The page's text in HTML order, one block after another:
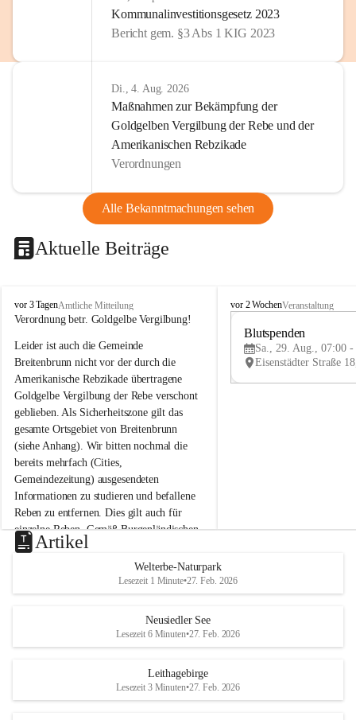
Kommunalinvestitionsgesetz 2023
Bericht gem. §3 Abs 1 KIG 2023
Di., 4. Aug. 2026
Maßnahmen zur Bekämpfung der
Goldgelben Vergilbung der Rebe und der
Amerikanischen Rebzikade
Verordnungen
Alle Bekanntmachungen sehen
Aktuelle Beiträge
B
r
i
t
e
n
b
r
u
n
n
a
m
N
e
u
s
d
S
vor 3 TagenAmtliche Mitteilung
Verordnung betr. Goldgelbe Vergilbung!
Leider ist auch die Gemeinde
Breitenbrunn nicht vor der durch die
Amerikanische Rebzikade übertragene
Goldgelbe Vergilbung der Rebe verschont
geblieben. Als Sicherheitszone gilt das
gesamte Ortsgebiet von Breitenbrunn
(siehe Anhang). Wir bitten nochmal die
bereits mehrfach (Cities,
Gemeindezeitung) ausgesendeten
Informationen zu studieren und befallene
Reben zu entfernen. Dies gilt auch für
einzelne Reben. Gemäß Burgenländischen
Weinbaugesetz sind nicht gepflegte oder
unzulässige Weingärten zu roden! Bitte
helfen wir zusammen um unsere Winzer
vor den prognostizierten Ernteausfällen
und den daraus folgenden wirtschaftlichen
Maßnahmen zur Bekämpfung
B
e
u
e
d
r
S
vor 2 WochenVeranstaltung
Blutspenden
Sa., 29. Aug., 07:00 -
Artikel
Welterbe-Naturpark
Lesezeit 1 Minute•27. Feb. 2026
Neusiedler See
Lesezeit 6 Minuten•27. Feb. 2026
Leithagebirge
Lesezeit 3 Minuten•27. Feb. 2026